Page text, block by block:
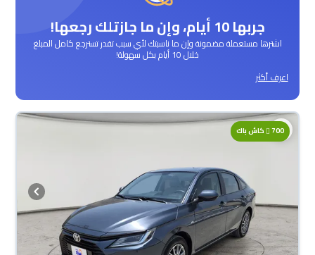
جربها 10 أيام، وإن ما جازتلك رجعها!
اشترها مستعملة مضمونة وإن ما ناسبتك لأي سبب تقدر تسترجع كامل المبلغ
خلال 10 أيام بكل سهولة!
اعرف أكثر
700 كاش باك